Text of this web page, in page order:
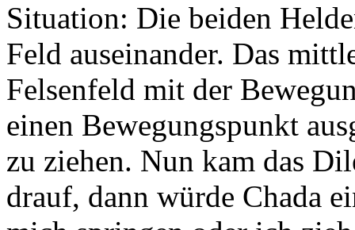
Situation: Die beiden
Feld auseinander. Das
Felsenfeld mit der
einen Bewegungspunkt
zu ziehen. Nun kam das
drauf, dann würde Chada